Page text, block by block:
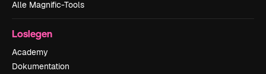
Alle Magnific-Tools
Loslegen
Academy
Dokumentation